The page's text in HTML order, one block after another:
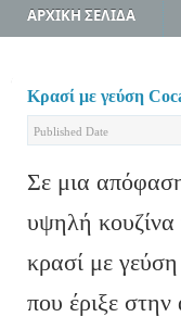
ΑΡΧΙΚΗ ΣΕΛΙΔΑ
Κρασί με γεύση
Published Date
Σε μια
υψηλή κουζίνα
κρασί με
που έριξε στην